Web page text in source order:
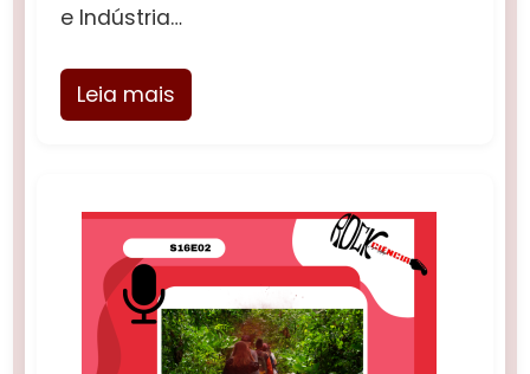
e Indústria…
Leia mais